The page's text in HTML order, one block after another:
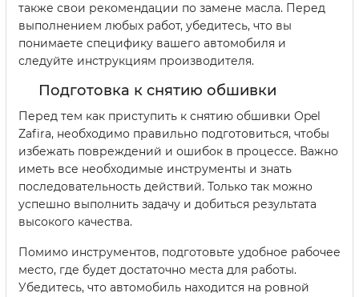
также свои рекомендации по замене масла. Перед
выполнением любых работ, убедитесь, что вы
понимаете специфику вашего автомобиля и
следуйте инструкциям производителя.
Подготовка к снятию обшивки
Перед тем как приступить к снятию обшивки Opel
Zafira, необходимо правильно подготовиться, чтобы
избежать повреждений и ошибок в процессе. Важно
иметь все необходимые инструменты и знать
последовательность действий. Только так можно
успешно выполнить задачу и добиться результата
высокого качества.
Помимо инструментов, подготовьте удобное рабочее
место, где будет достаточно места для работы.
Убедитесь, что автомобиль находится на ровной